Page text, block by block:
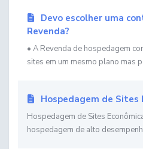
Devo escolher uma
Revenda?
• A Revenda de hospedagem
sites em um mesmo plano mas
Hospedagem de Sites
Hospedagem de Sites
hospedagem de alto